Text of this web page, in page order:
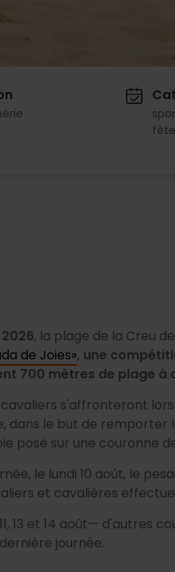
2026, la plage de la Creu
de Joies», une
700 mètres de plage à
cavaliers s'affronteront
dans le but de
posé sur une couronne
le lundi 10 août, le
et cavalières
13 et 14 août— d'autres
journée.